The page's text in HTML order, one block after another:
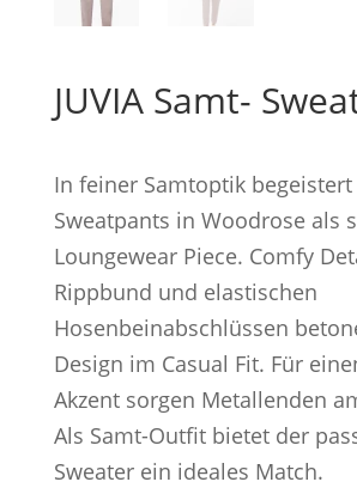
JUVIA Samt-
In feiner Samtoptik
Sweatpants in Woodrose als
Loungewear Piece. Comfy
Rippbund und elastischen
Hosenbeinabschlüssen
Design im Casual Fit. Für
Akzent sorgen Metallenden
Als Samt-Outfit bietet der
Sweater ein ideales Match.